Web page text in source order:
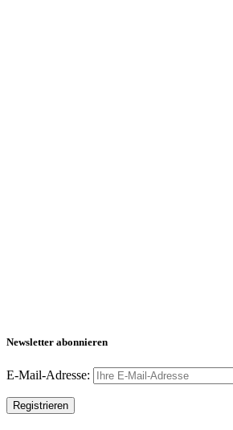
Newsletter abonnieren
E-Mail-Adresse: